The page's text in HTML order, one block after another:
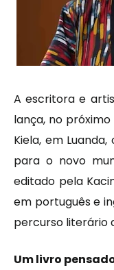
A escritora e
lança, no próximo
Kiela, em
para o novo
editado pela
em português e
percurso literário
Um livro